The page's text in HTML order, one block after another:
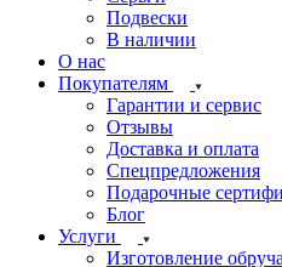
Подвески
В наличии
О нас
Покупателям
Гарантии и сервис
Отзывы
Доставка и оплата
Спецпредложения
Подарочные
Блог
Услуги
Изготовление